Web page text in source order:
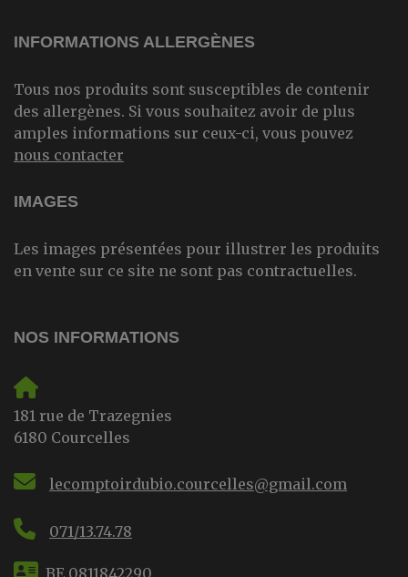
INFORMATIONS ALLERGÈNES
Tous nos produits sont susceptibles de contenir
des allergènes. Si vous souhaitez avoir de plus
amples informations sur ceux-ci, vous pouvez
nous contacter
IMAGES
Les images présentées pour illustrer les produits
en vente sur ce site ne sont pas contractuelles.
NOS INFORMATIONS
181 rue de Trazegnies
6180 Courcelles
lecomptoirdubio.courcelles@gmail.com
071/13.74.78
BE 0811842290